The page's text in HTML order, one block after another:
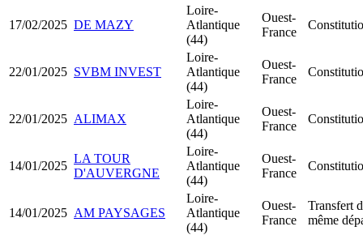
17/02/2025 DE MAZY
Loire-
Atlantique
(44)
Ouest-
France
22/01/2025 SVBM INVEST
Loire-
Atlantique
(44)
Ouest-
France
22/01/2025 ALIMAX
Loire-
Atlantique
(44)
Ouest-
France
14/01/2025
LA TOUR
D'AUVERGNE
Loire-
Atlantique
(44)
Ouest-
France
14/01/2025 AM PAYSAGES
Loire-
Atlantique
(44)
Ouest-
France
Transfert
même